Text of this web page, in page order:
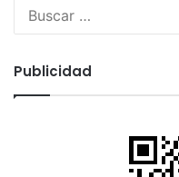
Publicidad